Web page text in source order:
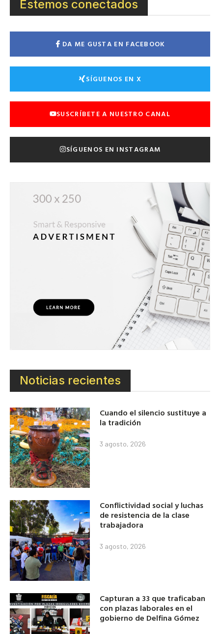
Estemos conectados
DA ME GUSTA EN FACEBOOK
SÍGUENOS EN X
SUSCRÍBETE A NUESTRO CANAL
SÍGUENOS EN INSTAGRAM
Noticias recientes
Cuando el silencio sustituye a
la tradición
3 agosto, 2026
Conflictividad social y luchas
de resistencia de la clase
trabajadora
3 agosto, 2026
Capturan a 33 que traficaban
con plazas laborales en el
gobierno de Delfina Gómez